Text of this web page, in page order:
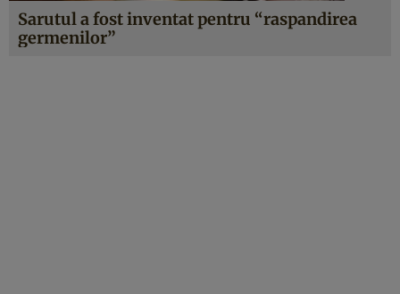
Sarutul a fost inventat pentru “raspandirea
germenilor”